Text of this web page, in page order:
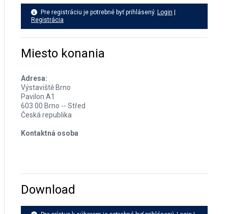
Pre registráciu je potrebné byť prihlásený. Login
Registrácia
Miesto konania
Adresa:
Výstaviště Brno
Pavilon A1
603 00 Brno -- Střed
Česká republika
Kontaktná osoba
Download